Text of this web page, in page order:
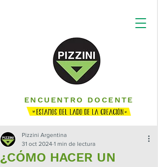
ENCUENTRO DOCENTE
¿CÓMO HACER UN
Pizzini Argentina
31 oct 2024 1 min de lectura